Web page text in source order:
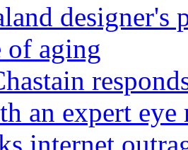
designer's
of aging
an expert eye
internet